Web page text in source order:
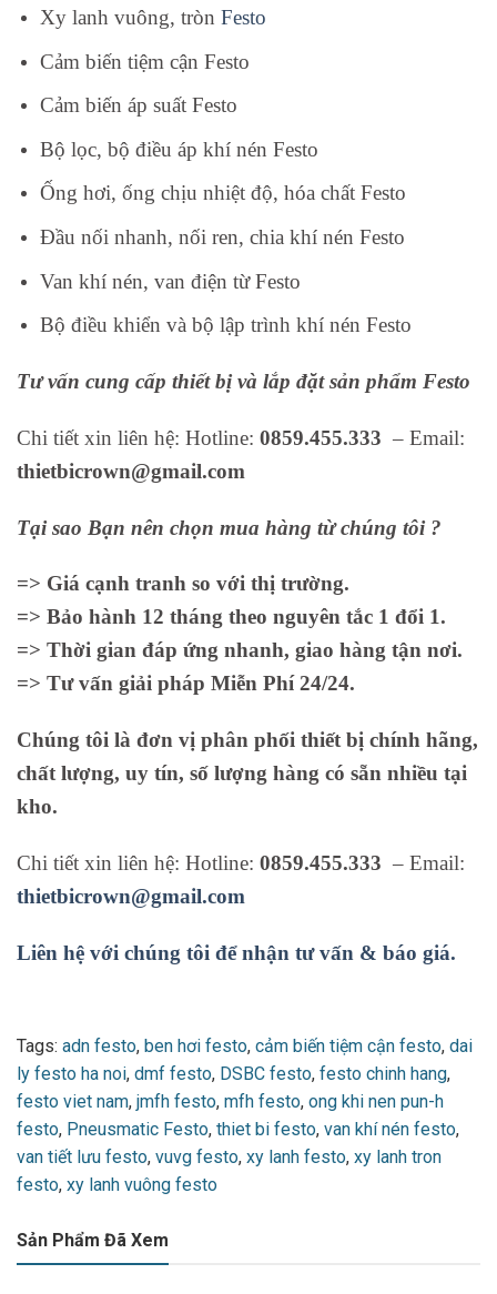
Xy lanh vuông, tròn Festo
Cảm biến tiệm cận Festo
Cảm biến áp suất Festo
Bộ lọc, bộ điều áp khí nén Festo
Ống hơi, ống chịu nhiệt độ, hóa chất Festo
Đầu nối nhanh, nối ren, chia khí nén Festo
Van khí nén, van điện từ Festo
Bộ điều khiển và bộ lập trình khí nén Festo
Tư vấn cung cấp thiết bị và lắp đặt sản phẩm Festo
Chi tiết xin liên hệ: Hotline: 0859.455.333 – Email:
thietbicrown@gmail.com
Tại sao Bạn nên chọn mua hàng từ chúng tôi ?
=> Giá cạnh tranh so với thị trường.
=> Bảo hành 12 tháng theo nguyên tắc 1 đổi 1.
=> Thời gian đáp ứng nhanh, giao hàng tận nơi.
=> Tư vấn giải pháp Miễn Phí 24/24.
Chúng tôi là đơn vị phân phối thiết bị chính hãng,
chất lượng, uy tín, số lượng hàng có sẵn nhiều tại
kho.
Chi tiết xin liên hệ: Hotline: 0859.455.333 – Email:
thietbicrown@gmail.com
Liên hệ với chúng tôi để nhận tư vấn & báo giá.
Tags: adn festo, ben hơi festo, cảm biến tiệm cận festo, dai
ly festo ha noi, dmf festo, DSBC festo, festo chinh hang,
festo viet nam, jmfh festo, mfh festo, ong khi nen pun-h
festo, Pneusmatic Festo, thiet bi festo, van khí nén festo,
van tiết lưu festo, vuvg festo, xy lanh festo, xy lanh tron
festo, xy lanh vuông festo
Sản Phẩm Đã Xem